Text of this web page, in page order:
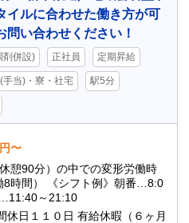
ルに合わせた働き方が可
い合わせください！
剤併設) 正社員 定期昇給
手当)・寮・社宅 駅5分
〜
憩90分）の中での変形労働時
8時間） 《シフト例》朝番…8:0
～21:10
休日１１０日 有給休暇（６ヶ月